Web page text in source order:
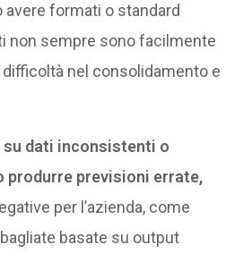
avere formati o standard
non sempre sono facilmente
nel consolidamento e
dati inconsistenti o
produrre previsioni errate,
per l’azienda, come
basate su output